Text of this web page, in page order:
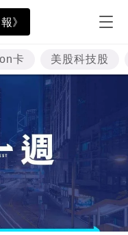
》
卡 美股科技股